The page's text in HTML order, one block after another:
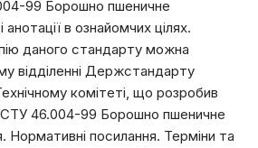
99 Борошно пшеничне
в ознайомчих цілях.
даного стандарту можна
відділенні Держстандарту
комітеті, що розробив
46.004-99 Борошно пшеничне
Нормативні посилання. Терміни та